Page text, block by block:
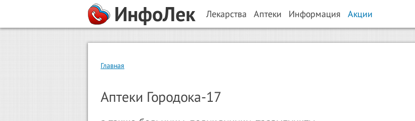
ИнфоЛек Лекарства Аптеки Информация Акции
Главная
Аптеки Городока-17